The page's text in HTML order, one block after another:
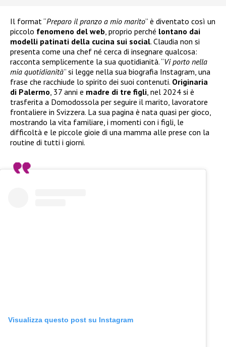
Il format “Preparo il pranzo a mio marito” è diventato così un
piccolo fenomeno del web, proprio perché lontano dai
modelli patinati della cucina sui social. Claudia non si
presenta come una chef né cerca di insegnare qualcosa:
racconta semplicemente la sua quotidianità. “Vi porto nella
mia quotidianità” si legge nella sua biografia Instagram, una
frase che racchiude lo spirito dei suoi contenuti. Originaria
di Palermo, 37 anni e madre di tre figli, nel 2024 si è
trasferita a Domodossola per seguire il marito, lavoratore
frontaliere in Svizzera. La sua pagina è nata quasi per gioco,
mostrando la vita familiare, i momenti con i figli, le
difficoltà e le piccole gioie di una mamma alle prese con la
routine di tutti i giorni.
Visualizza questo post su Instagram